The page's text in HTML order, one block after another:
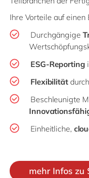
Ihre Vorteile auf einen
Durchgängige
ESG-Reporting
Flexibilität
Beschleunigte
Einheitliche,
mehr Infos zu